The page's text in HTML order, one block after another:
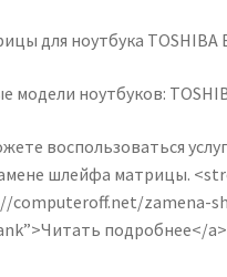
для ноутбука TOSHIBA
модели ноутбуков:
воспользоваться
шлейфа матрицы.
computeroff.net/zamena-
подробнее</